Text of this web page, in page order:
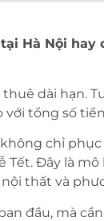
Hà Nội hay
dài hạn.
tổng số
chỉ
Tết. Đây là
thất và
đầu, mà